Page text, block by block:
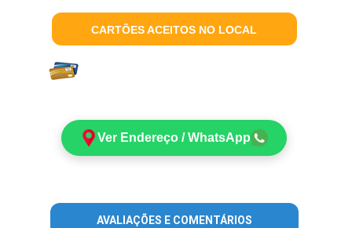
CARTÕES ACEITOS NO LOCAL
Ver Endereço / WhatsApp
AVALIAÇÕES E COMENTÁRIOS